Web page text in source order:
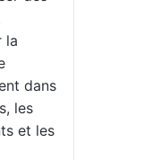
la
dans
les
et les